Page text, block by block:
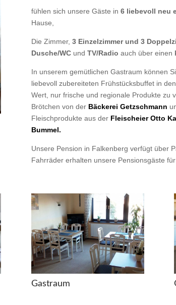
fühlen sich unsere Gäste in 6 liebevoll neu
Hause,
Die Zimmer, 3 Einzelzimmer und 3
Dusche/WCund TV/Radio auch über einen
In unserem gemütlichen Gastraum können
liebevoll zubereiteten Frühstücksbuffet in
Wert, nur frische und regionale Produkte zu
Brötchen von der Bäckerei Getzschmann
Fleischprodukte aus der Fleischeier Otto
Bummel.
Unsere Pension in Falkenberg verfügt über
Fahrräder erhalten unsere Pensionsgäste
Gastraum